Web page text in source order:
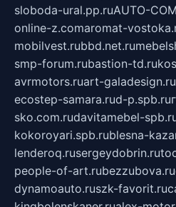
sloboda-ural.pp.ruAUTO-
online-z.comaromat-
mobilvest.rubbd.net.ru
smp-forum.rubastion-td.ru
avrmotors.ruart-galadesign.ru
ecostep-samara.rud-p.spb.ru
sko.com.rudavitamebel-
kokoroyari.spb.rublesna-
lenderoq.rusergeydobrin.ru
people-of-art.rubezzubova.ru
dynamoauto.ruszk-favorit.ru